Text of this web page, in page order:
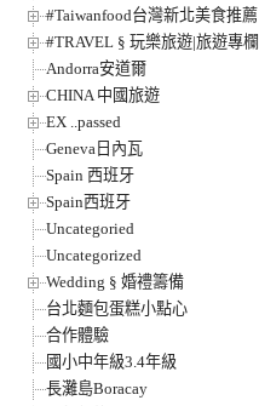
#Taiwanfood台灣新北美食推薦
#TRAVEL § 玩樂旅遊|旅遊專欄
Andorra安道爾
CHINA 中國旅遊
EX ..passed
Geneva日內瓦
Spain 西班牙
Spain西班牙
Uncategoried
Uncategorized
Wedding § 婚禮籌備
台北麵包蛋糕小點心
合作體驗
國小中年級3.4年級
長灘島Boracay